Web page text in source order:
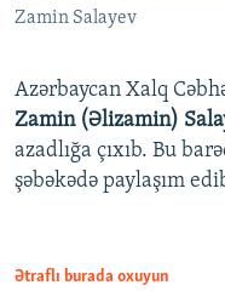
Zamin Salayev
Azərbaycan Xalq
Zamin (Əlizamin)
azadlığa çıxıb. Bu
şəbəkədə paylaşım
Ətraflı burada oxuyun